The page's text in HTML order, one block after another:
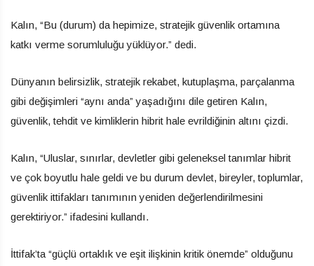
Kalın, “Bu (durum) da hepimize, stratejik güvenlik ortamına
katkı verme sorumluluğu yüklüyor.” dedi.
Dünyanın belirsizlik, stratejik rekabet, kutuplaşma, parçalanma
gibi değişimleri “aynı anda” yaşadığını dile getiren Kalın,
güvenlik, tehdit ve kimliklerin hibrit hale evrildiğinin altını çizdi.
Kalın, “Uluslar, sınırlar, devletler gibi geleneksel tanımlar hibrit
ve çok boyutlu hale geldi ve bu durum devlet, bireyler, toplumlar,
güvenlik ittifakları tanımının yeniden değerlendirilmesini
gerektiriyor.” ifadesini kullandı.
İttifak’ta “güçlü ortaklık ve eşit ilişkinin kritik önemde” olduğunu